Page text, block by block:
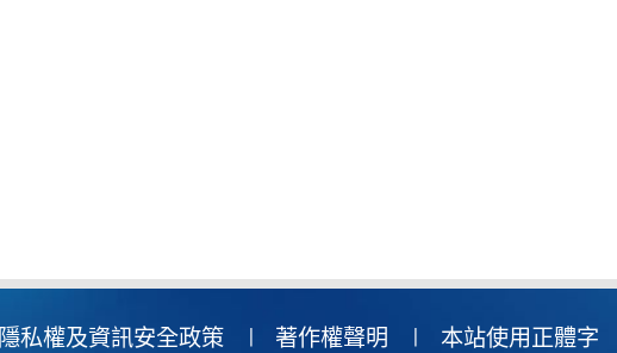
隱私權及資訊安全政策 著作權聲明 本站使用正體字